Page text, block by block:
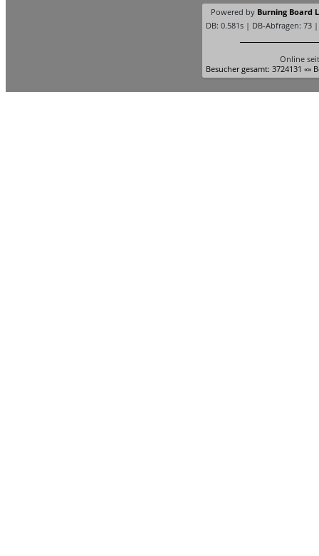
Powered by Burning Board
DB: 0.581s | DB-Abfragen: 73
Online
Besucher gesamt: 3724131 «»